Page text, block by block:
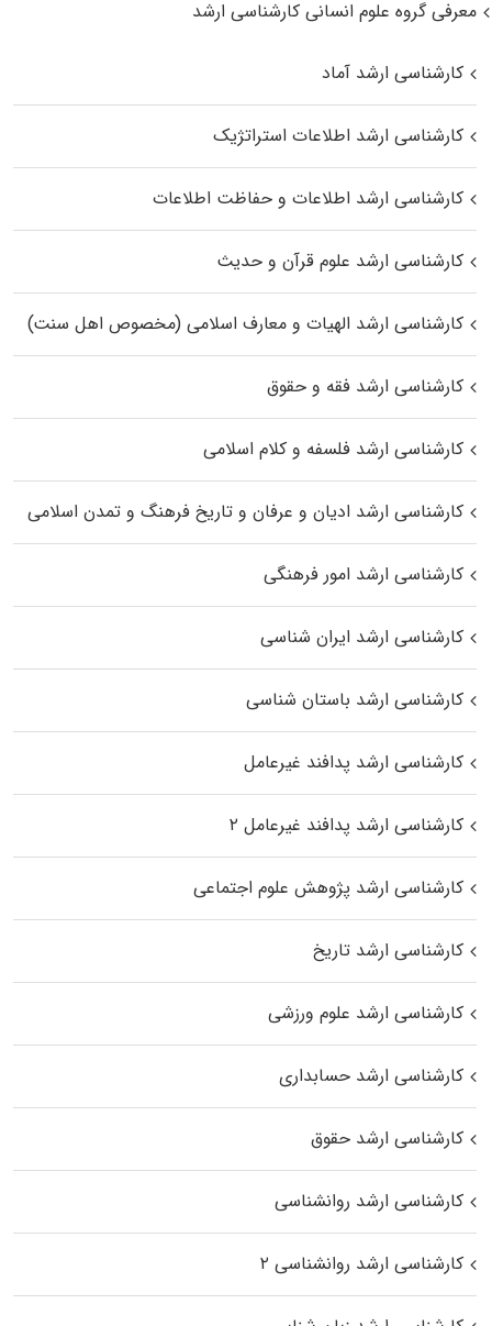
معرفی گروه علوم انسانی کارشناسی ارشد
کارشناسی ارشد آماد
کارشناسی ارشد اطلاعات استراتژیک
کارشناسی ارشد اطلاعات و حفاظت اطلاعات
کارشناسی ارشد علوم قرآن و حدیث
کارشناسی ارشد الهیات و معارف اسلامی (مخصوص اهل سنت)
کارشناسی ارشد فقه و حقوق
کارشناسی ارشد فلسفه و کلام اسلامی
کارشناسی ارشد ادیان و عرفان و تاریخ فرهنگ و تمدن اسلامی
کارشناسی ارشد امور فرهنگی
کارشناسی ارشد ایران شناسی
کارشناسی ارشد باستان شناسی
کارشناسی ارشد پدافند غیرعامل
کارشناسی ارشد پدافند غیرعامل ۲
کارشناسی ارشد پژوهش علوم اجتماعی
کارشناسی ارشد تاریخ
کارشناسی ارشد علوم ورزشی
کارشناسی ارشد حسابداری
کارشناسی ارشد حقوق
کارشناسی ارشد روانشناسی
کارشناسی ارشد روانشناسی ۲